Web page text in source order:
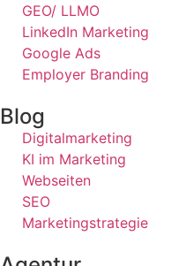
GEO/ LLMO
LinkedIn Marketing
Google Ads
Employer Branding
Blog
Digitalmarketing
KI im Marketing
Webseiten
SEO
Marketingstrategie